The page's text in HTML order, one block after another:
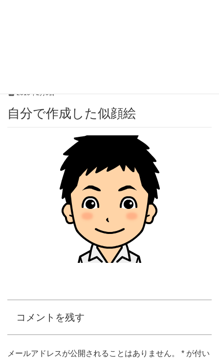
2019年2月9日
自分で作成した似顔絵
コメントを残す
メールアドレスが公開されることはありません。 * が付い